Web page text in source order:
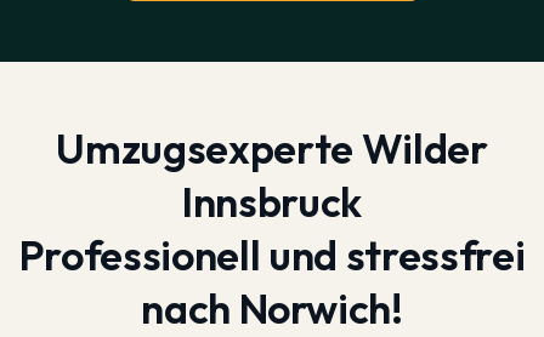
Umzugsexperte Wilder
Innsbruck
Professionell und stressfrei
nach Norwich!